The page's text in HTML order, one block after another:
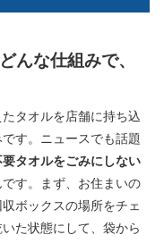
んな仕組みで、
タオルを店舗に持ち込
す。ニュースでも話題
要タオルをごみにしない
す。まず、お住まいの
ボックスの場所をチェ
た状態にして、袋から